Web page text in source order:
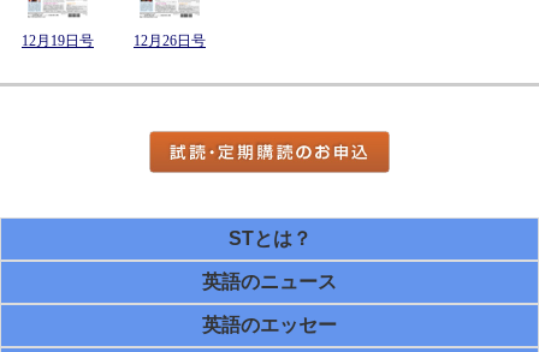
12月19日号 12月26日号
STとは？
英語のニュース
英語のエッセー